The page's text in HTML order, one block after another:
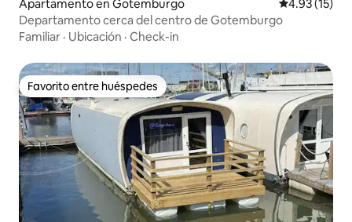
Apartamento en Gotemburgo Calificación
4.93 (15)
Departamento cerca del centro de Gotemburgo
Familiar · Ubicación · Check-in
Favorito entre huéspedes
Favorito entre huéspedes